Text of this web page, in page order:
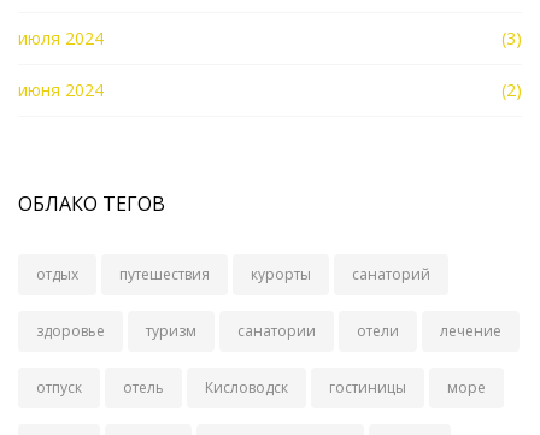
июля 2024 (3)
июня 2024 (2)
ОБЛАКО ТЕГОВ
отдых путешествия курорты санаторий
здоровье туризм санатории отели лечение
отпуск отель Кисловодск гостиницы море